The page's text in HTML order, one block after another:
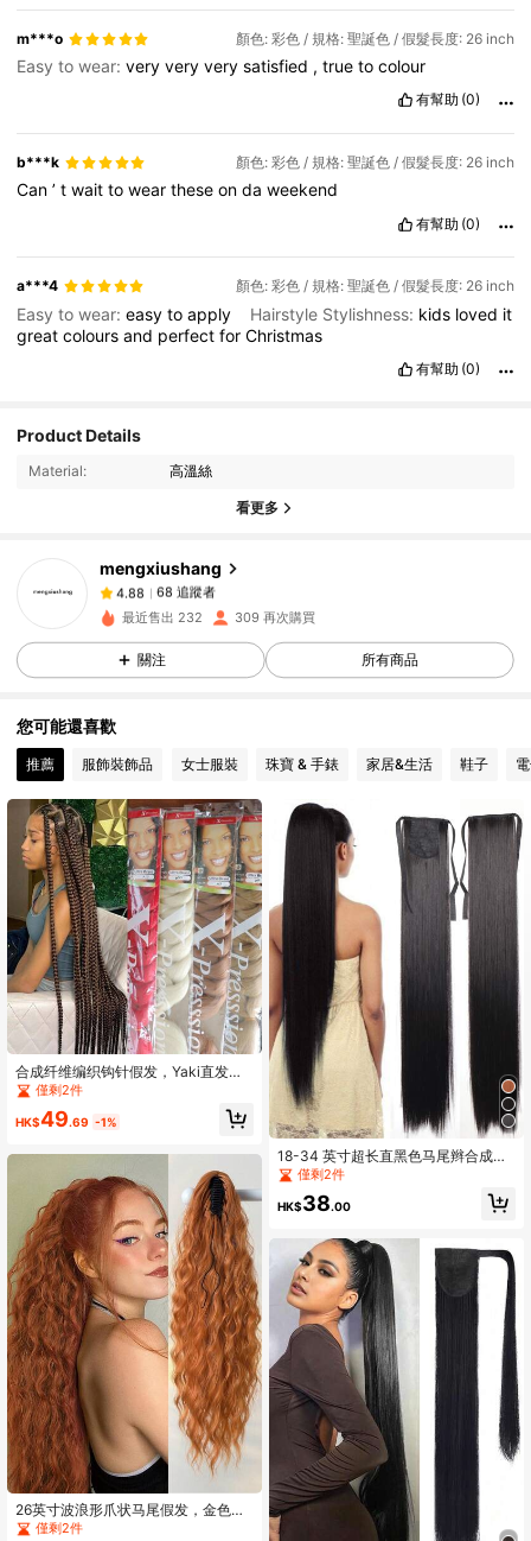
m***o 顏色: 彩色 / 規格: 聖誕色 / 假髮長度: 26 inch
Easy to wear:veryveryverysatisfied ,truetocolour
有幫助 (0)
b***k 顏色: 彩色 / 規格: 聖誕色 / 假髮長度: 26 inch
Can’twaittoweartheseondaweekend
有幫助 (0)
a***4 顏色: 彩色 / 規格: 聖誕色 / 假髮長度: 26 inch
Easy to wear:easytoapply Hairstyle Stylishness: kids loved it
greatcoloursand perfectforChristmas
有幫助 (0)
Product Details
Material: 高溫絲
看更多
mengxiushang
4.88
68 追蹤者
4.88 68 追蹤者
4.88 68 追蹤者
4.88 68 追蹤者
最近售出 232 309 再次購買
關注 所有商品
您可能還喜歡
推薦 服飾裝飾品 女士服裝 珠寶 & 手錶 家居&生活 鞋子
合成纤维编织钩针假发，Yaki直发巨
型辫子假发，Kanekalon编织假发，
适合日常佩戴
僅剩2件
HK$49.69 -1%
26英寸波浪形爪状马尾假发，金色，
耐热合成纤维材质，适合女孩、女
僅剩2件
18-34 英寸超长直黑色马尾辫合成马
尾接发，适合女性中国新年、音乐
节、派对、角色扮演、节日和日常使
用
僅剩2件
HK$38.00